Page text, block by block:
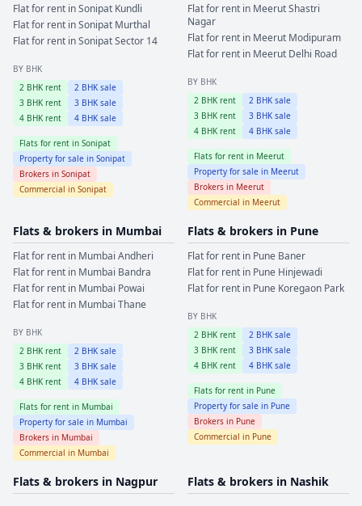
Flat for rent inSonipat Kundli
Flat for rent inSonipat Murthal
Flat for rent inSonipatSector 14
BY BHK
2 BHK rent 2 BHK sale
3 BHK rent 3 BHK sale
4 BHK rent 4 BHK sale
Flats for rent in Sonipat
Property for sale in Sonipat
Brokers in Sonipat
Commercial in Sonipat
Flat for rent in MeerutShastri
Nagar
Flat for rent in Meerut Modipuram
Flat for rent in Meerut Delhi Road
BY BHK
2 BHK rent 2 BHK sale
3 BHK rent 3 BHK sale
4 BHK rent 4 BHK sale
Flats for rent in Meerut
Property for sale in Meerut
Brokers in Meerut
Commercial in Meerut
Flats & brokers in Mumbai
Flat for rent in Mumbai Andheri
Flat for rent in Mumbai Bandra
Flat for rent in Mumbai Powai
Flat for rent in Mumbai Thane
BY BHK
2 BHK rent 2 BHK sale
3 BHK rent 3 BHK sale
4 BHK rent 4 BHK sale
Flats for rent in Mumbai
Property for sale in Mumbai
Brokers in Mumbai
Commercial in Mumbai
Flats & brokers in Pune
Flat for rent in Pune Baner
Flat for rent in Pune Hinjewadi
Flat for rent in Pune Koregaon Park
BY BHK
2 BHK rent 2 BHK sale
3 BHK rent 3 BHK sale
4 BHK rent 4 BHK sale
Flats for rent in Pune
Property for sale in Pune
Brokers in Pune
Commercial in Pune
Flats & brokers in Nagpur Flats & brokers in Nashik